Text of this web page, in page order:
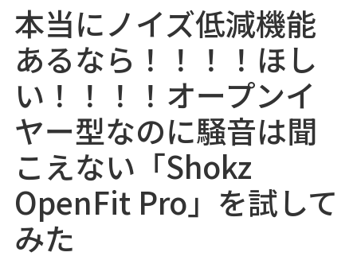
本当にノイズ低減機能
あるなら！！！！ほし
い！！！！オープンイ
ヤー型なのに騒音は聞
こえない「Shokz
OpenFit Pro」を試して
みた